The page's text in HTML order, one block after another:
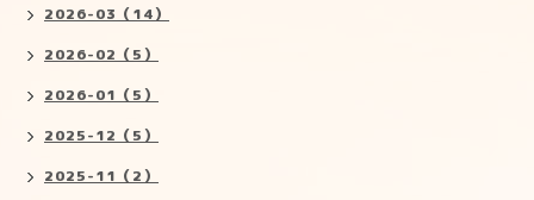
2026-03（14）
2026-02（5）
2026-01（5）
2025-12（5）
2025-11（2）